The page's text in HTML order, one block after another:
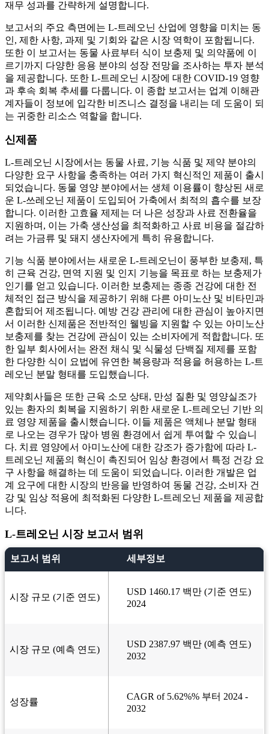
재무 성과를 간략하게 설명합니다.
보고서의 주요 측면에는 L-트레오닌 산업에 영향을 미치는 동
인, 제한 사항, 과제 및 기회와 같은 시장 역학이 포함됩니다.
또한 이 보고서는 동물 사료부터 식이 보충제 및 의약품에 이
르기까지 다양한 응용 분야의 성장 전망을 조사하는 투자 분석
을 제공합니다. 또한 L-트레오닌 시장에 대한 COVID-19 영향
과 후속 회복 추세를 다룹니다. 이 종합 보고서는 업계 이해관
계자들이 정보에 입각한 비즈니스 결정을 내리는 데 도움이 되
는 귀중한 리소스 역할을 합니다.
신제품
L-트레오닌 시장에서는 동물 사료, 기능 식품 및 제약 분야의
다양한 요구 사항을 충족하는 여러 가지 혁신적인 제품이 출시
되었습니다. 동물 영양 분야에서는 생체 이용률이 향상된 새로
운 L-쓰레오닌 제품이 도입되어 가축에서 최적의 흡수를 보장
합니다. 이러한 고효율 제제는 더 나은 성장과 사료 전환율을
지원하며, 이는 가축 생산성을 최적화하고 사료 비용을 절감하
려는 가금류 및 돼지 생산자에게 특히 유용합니다.
기능 식품 분야에서는 새로운 L-트레오닌이 풍부한 보충제, 특
히 근육 건강, 면역 지원 및 인지 기능을 목표로 하는 보충제가
인기를 얻고 있습니다. 이러한 보충제는 종종 건강에 대한 전
체적인 접근 방식을 제공하기 위해 다른 아미노산 및 비타민과
혼합되어 제조됩니다. 예방 건강 관리에 대한 관심이 높아지면
서 이러한 신제품은 전반적인 웰빙을 지원할 수 있는 아미노산
보충제를 찾는 건강에 관심이 있는 소비자에게 적합합니다. 또
한 일부 회사에서는 완전 채식 및 식물성 단백질 제제를 포함
한 다양한 식이 요법에 유연한 복용량과 적용을 허용하는 L-트
레오닌 분말 형태를 도입했습니다.
제약회사들은 또한 근육 소모 상태, 만성 질환 및 영양실조가
있는 환자의 회복을 지원하기 위한 새로운 L-트레오닌 기반 의
료 영양 제품을 출시했습니다. 이들 제품은 액체나 분말 형태
로 나오는 경우가 많아 병원 환경에서 쉽게 투여할 수 있습니
다. 치료 영양에서 아미노산에 대한 강조가 증가함에 따라 L-
트레오닌 제품의 혁신이 촉진되어 임상 환경에서 특정 건강 요
구 사항을 해결하는 데 도움이 되었습니다. 이러한 개발은 업
계 요구에 대한 시장의 반응을 반영하여 동물 건강, 소비자 건
강 및 임상 적용에 최적화된 다양한 L-트레오닌 제품을 제공합
니다.
L-트레오닌 시장 보고서 범위
보고서 범위 세부정보
시장 규모 (기준 연도)
USD 1460.17 백만 (기준 연도)
2024
시장 규모 (예측 연도)
USD 2387.97 백만 (예측 연도)
2032
성장률
CAGR of 5.62%% 부터 2024 -
2032